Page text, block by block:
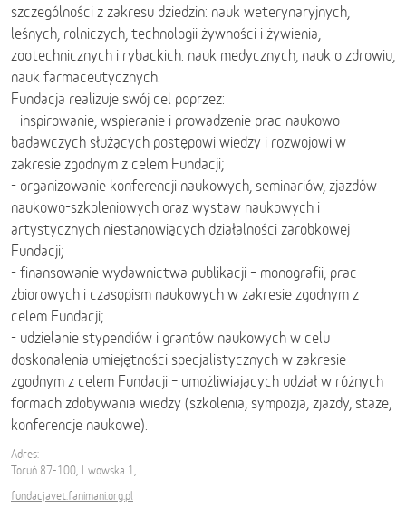
szczególności z zakresu dziedzin: nauk weterynaryjnych,
leśnych, rolniczych, technologii żywności i żywienia,
zootechnicznych i rybackich. nauk medycznych, nauk o zdrowiu,
nauk farmaceutycznych.
Fundacja realizuje swój cel poprzez:
- inspirowanie, wspieranie i prowadzenie prac naukowo-
badawczych służących postępowi wiedzy i rozwojowi w
zakresie zgodnym z celem Fundacji;
- organizowanie konferencji naukowych, seminariów, zjazdów
naukowo-szkoleniowych oraz wystaw naukowych i
artystycznych niestanowiących działalności zarobkowej
Fundacji;
- finansowanie wydawnictwa publikacji – monografii, prac
zbiorowych i czasopism naukowych w zakresie zgodnym z
celem Fundacji;
- udzielanie stypendiów i grantów naukowych w celu
doskonalenia umiejętności specjalistycznych w zakresie
zgodnym z celem Fundacji – umożliwiających udział w różnych
formach zdobywania wiedzy (szkolenia, sympozja, zjazdy, staże,
konferencje naukowe).
Adres:
Toruń 87-100, Lwowska 1,
fundacjavet.fanimani.org.pl